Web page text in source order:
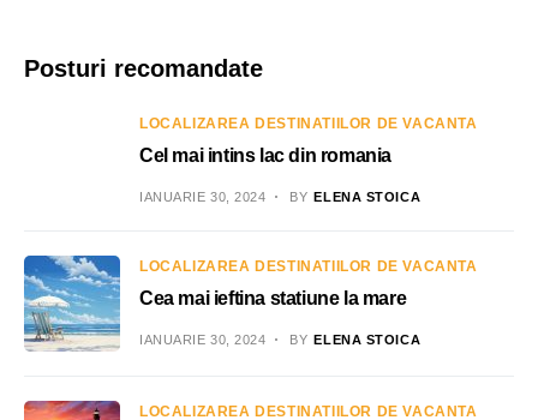
Posturi recomandate
LOCALIZAREA DESTINATIILOR DE VACANTA
Cel mai intins lac din romania
IANUARIE 30, 2024 BY ELENA STOICA
LOCALIZAREA DESTINATIILOR DE VACANTA
Cea mai ieftina statiune la mare
IANUARIE 30, 2024 BY ELENA STOICA
LOCALIZAREA DESTINATIILOR DE VACANTA